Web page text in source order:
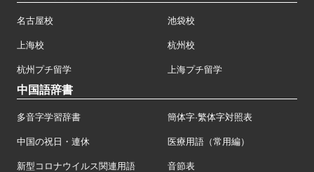
名古屋校 池袋校
上海校 杭州校
杭州プチ留学 上海プチ留学
中国語辞書
多音字学習辞書 簡体字·繁体字対照表
中国の祝日・連休 医療用語（常用編）
新型コロナウイルス関連用語 音節表